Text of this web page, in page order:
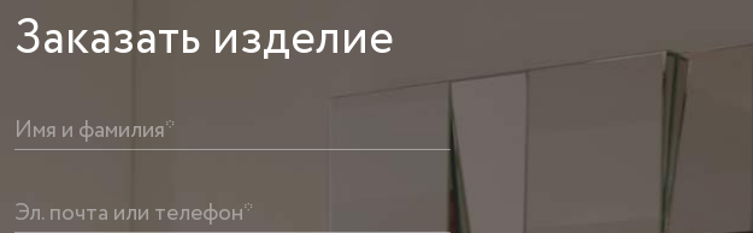
Заказать изделие
Имя и фамилия*
Эл. почта или телефон*